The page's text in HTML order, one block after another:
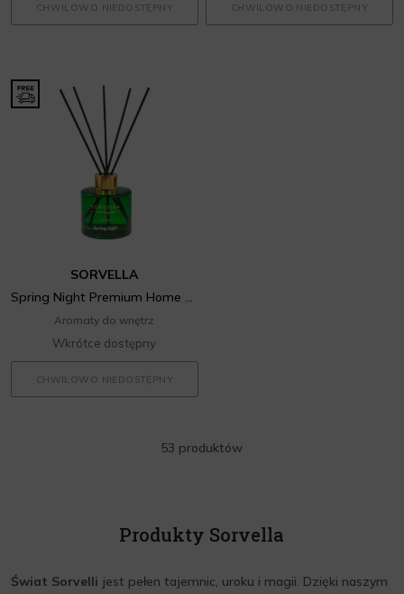
CHWILOWO NIEDOSTĘPNY CHWILOWO NIEDOSTĘPNY
SORVELLA
Spring Night Premium Home Fragrance
Aromaty do wnętrz
Wkrótce dostępny
CHWILOWO NIEDOSTĘPNY
53 produktów
Produkty Sorvella
Świat Sorvelli jest pełen tajemnic, uroku i magii. Dzięki naszym